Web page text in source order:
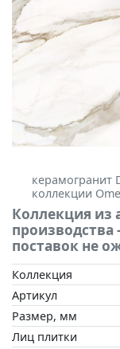
керамогранит
коллекции
Коллекция из
производства
поставок не
Коллекция
Артикул
Размер, мм
Лиц плитки